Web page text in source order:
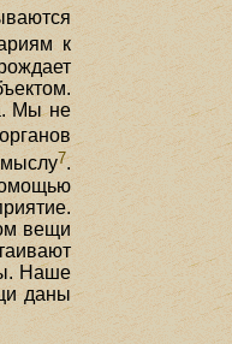
к
Мы не
7.
вещи
Наше
даны